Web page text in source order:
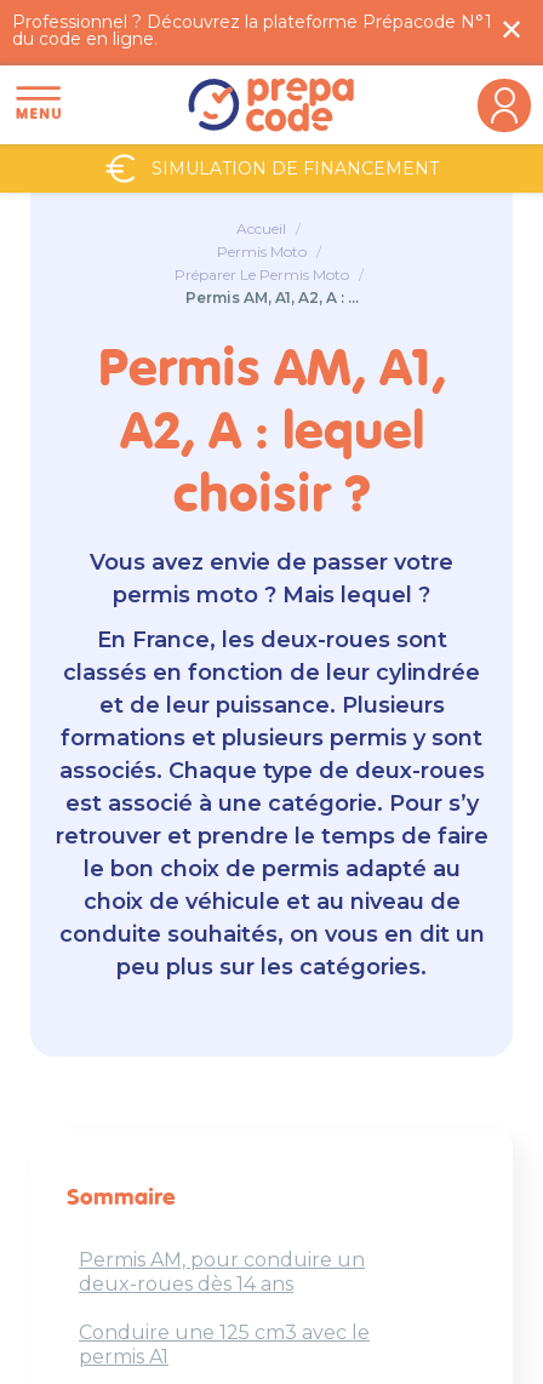
Professionnel ? Découvrez la plateforme Prépacode N°1
du code en ligne. ✕︎
SIMULATION DE FINANCEMENT
Accueil
Permis Moto
Préparer Le Permis Moto
Permis AM, A1, A2, A : ...
Permis AM, A1,
A2, A : lequel
choisir ?
Vous avez envie de passer votre
permis moto ? Mais lequel ?
En France, les deux-roues sont
classés en fonction de leur cylindrée
et de leur puissance. Plusieurs
formations et plusieurs permis y sont
associés. Chaque type de deux-roues
est associé à une catégorie. Pour s’y
retrouver et prendre le temps de faire
le bon choix de permis adapté au
choix de véhicule et au niveau de
conduite souhaités, on vous en dit un
peu plus sur les catégories.
Sommaire
Permis AM, pour conduire un
deux-roues dès 14 ans
Conduire une 125 cm3 avec le
permis A1